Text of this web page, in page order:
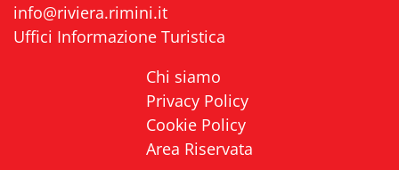
info@riviera.rimini.it
Uffici Informazione Turistica
Chi siamo
Privacy Policy
Cookie Policy
Area Riservata